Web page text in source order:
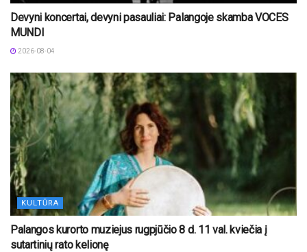
Devyni koncertai, devyni pasauliai: Palangoje skamba VOCES
MUNDI
2026-08-04
KULTŪRA
Palangos kurorto muziejus rugpjūčio 8 d. 11 val. kviečia į
sutartinių rato kelionę